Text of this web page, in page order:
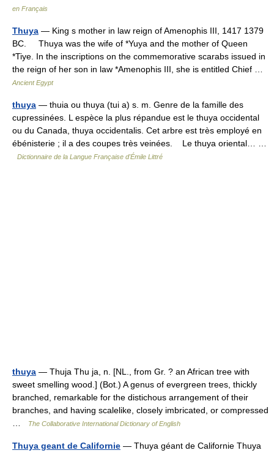
en Français
Thuya — King s mother in law reign of Amenophis III, 1417 1379
BC. Thuya was the wife of *Yuya and the mother of Queen
*Tiye. In the inscriptions on the commemorative scarabs issued in
the reign of her son in law *Amenophis III, she is entitled Chief …
Ancient Egypt
thuya — thuia ou thuya (tui a) s. m. Genre de la famille des
cupressinées. L espèce la plus répandue est le thuya occidental
ou du Canada, thuya occidentalis. Cet arbre est très employé en
ébénisterie ; il a des coupes très veinées. Le thuya oriental… …
Dictionnaire de la Langue Française d'Émile Littré
thuya — Thuja Thu ja, n. [NL., from Gr. ? an African tree with
sweet smelling wood.] (Bot.) A genus of evergreen trees, thickly
branched, remarkable for the distichous arrangement of their
branches, and having scalelike, closely imbricated, or compressed
The Collaborative International Dictionary of English
Thuya geant de Californie — Thuya géant de Californie Thuya